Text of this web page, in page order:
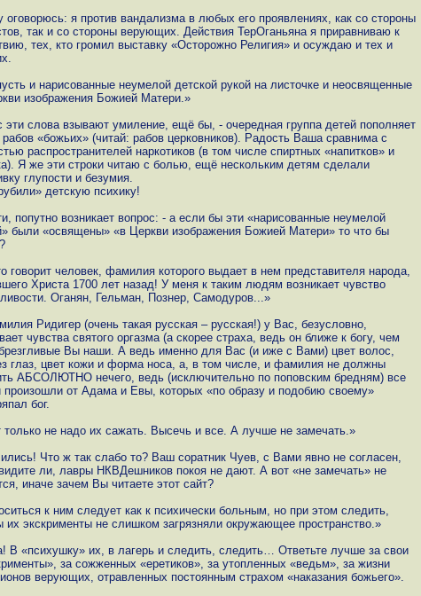
оговорюсь: я против вандализма в любых его проявлениях, как со стороны
так и со стороны верующих. Действия ТерОганьяна я приравниваю к
тех, кто громил выставку «Осторожно Религия» и осуждаю и тех и
и нарисованные неумелой детской рукой на листочке и неосвященные
изображения Божией Матери.»
эти слова взывают умиление, ещё бы, - очередная группа детей пополняет
«божьих» (читай: рабов церковников). Радость Ваша сравнима с
распространителей наркотиков (в том числе спиртных «напитков» и
Я же эти строки читаю с болью, ещё нескольким детям сделали
глупости и безумия.
детскую психику!
попутно возникает вопрос: - а если бы эти «нарисованные неумелой
были «освящены» «в Церкви изображения Божией Матери» то что бы
говорит человек, фамилия которого выдает в нем представителя народа,
Христа 1700 лет назад! У меня к таким людям возникает чувство
Оганян, Гельман, Познер, Самодуров...»
Ридигер (очень такая русская – русская!) у Вас, безусловно,
чувства святого оргазма (а скорее страха, ведь он ближе к богу, чем
Вы наши. А ведь именно для Вас (и иже с Вами) цвет волос,
глаз, цвет кожи и форма носа, а, в том числе, и фамилия не должны
АБСОЛЮТНО нечего, ведь (исключительно по поповским бредням) все
от Адама и Евы, которых «по образу и подобию своему»
бог.
только не надо их сажать. Высечь и все. А лучше не замечать.»
Что ж так слабо то? Ваш соратник Чуев, с Вами явно не согласен,
ли, лавры НКВДешников покоя не дают. А вот «не замечать» не
иначе зачем Вы читаете этот сайт?
к ним следует как к психически больным, но при этом следить,
их экскрименты не слишком загрязняли окружающее пространство.»
В «психушку» их, в лагерь и следить, следить… Ответьте лучше за свои
за сожженных «еретиков», за утопленных «ведьм», за жизни
верующих, отравленных постоянным страхом «наказания божьего».